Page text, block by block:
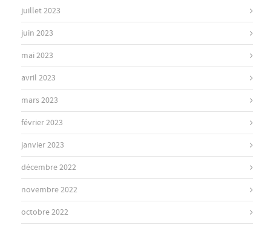
juillet 2023
juin 2023
mai 2023
avril 2023
mars 2023
février 2023
janvier 2023
décembre 2022
novembre 2022
octobre 2022